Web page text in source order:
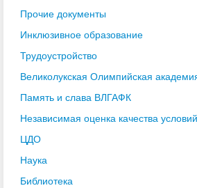
Прочие документы
Инклюзивное образование
Трудоустройство
Великолукская Олимпийская
Память и слава ВЛГАФК
Независимая оценка качества
ЦДО
Наука
Библиотека